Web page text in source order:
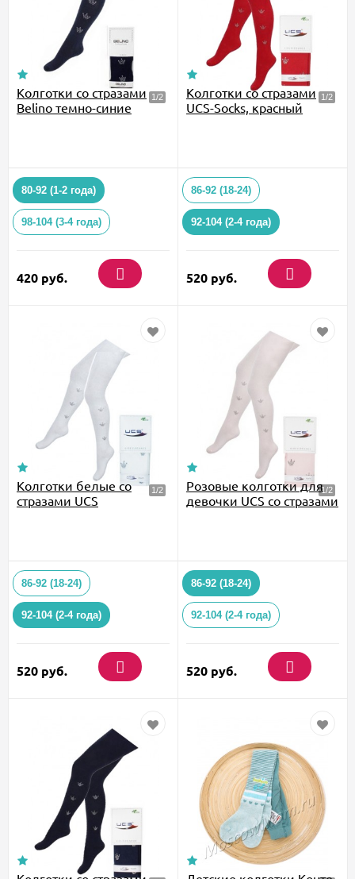
Колготки со стразами
Belino темно-синие
80-92 (1-2 года)
98-104 (3-4 года)
420 руб.
Колготки со стразами
UCS-Socks, красный
86-92 (18-24)
92-104 (2-4 года)
520 руб.
Колготки белые со
стразами UCS
86-92 (18-24)
92-104 (2-4 года)
520 руб.
Розовые колготки для
девочки UCS со стразами
86-92 (18-24)
92-104 (2-4 года)
520 руб.